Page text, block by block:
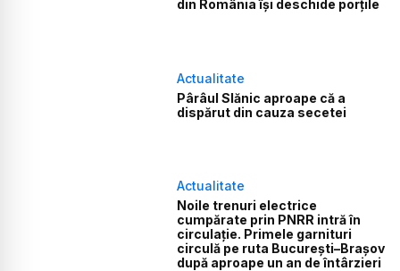
din România își deschide porțile
Actualitate
Pârâul Slănic aproape că a
dispărut din cauza secetei
Actualitate
Noile trenuri electrice
cumpărate prin PNRR intră în
circulație. Primele garnituri
circulă pe ruta București–Brașov
după aproape un an de întârzieri